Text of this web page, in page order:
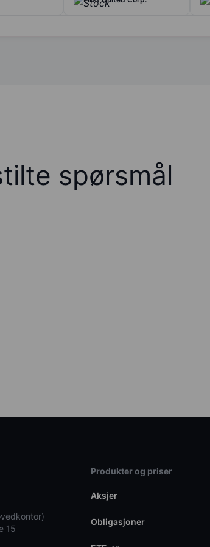
spørsmål
15
Produkter og priser
Aksjer
Obligasjoner